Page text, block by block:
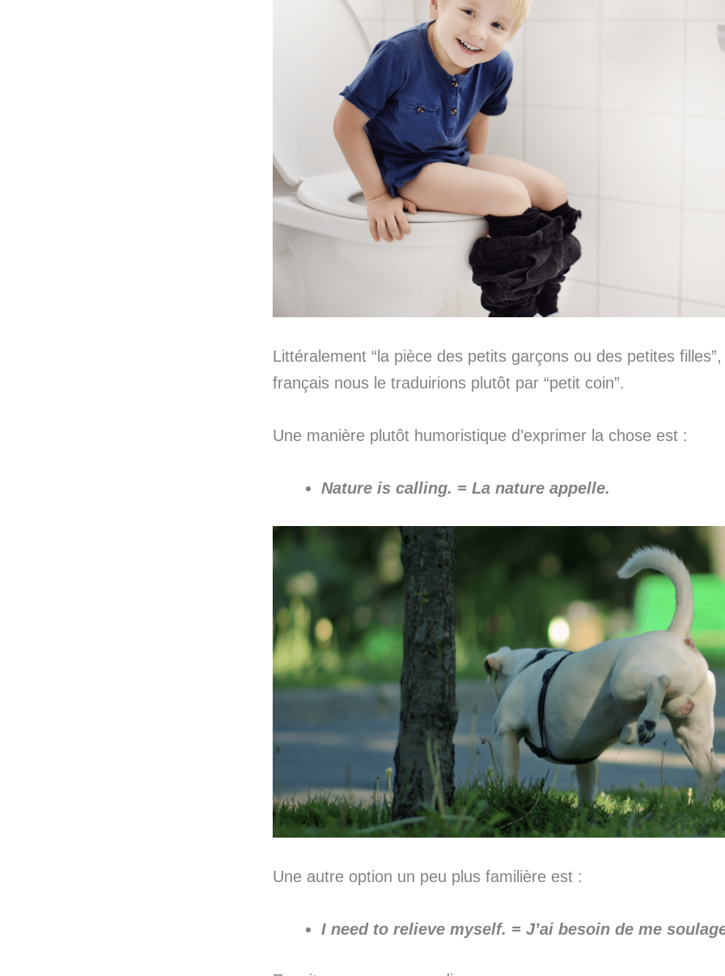
Littéralement “la pièce des petits garçons ou des petites
français nous le traduirions plutôt par “petit coin”.
Une manière plutôt humoristique d’exprimer la chose est :
Nature is calling. = La nature appelle.
Une autre option un peu plus familière est :
I need to relieve myself. = J’ai besoin de me